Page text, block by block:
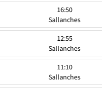
16:50
Sallanches
12:55
Sallanches
11:10
Sallanches